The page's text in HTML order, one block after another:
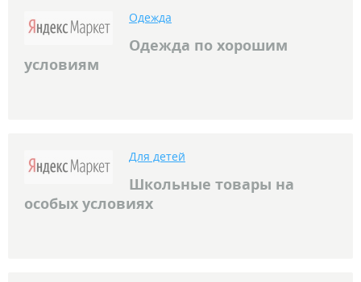
Одежда
Одежда по хорошим
условиям
Для детей
Школьные товары на
особых условиях